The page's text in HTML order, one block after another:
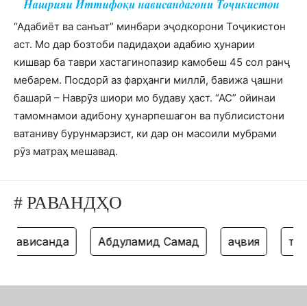
“Адабиёт ва санъат” минбари эҷодкорони Тоҷикистон
аст. Мо дар бозтоби падидаҳои адабию ҳунарии
кишвар ба таври хастагинопазир камобеш 45 сол ранҷ
мебарем. Посдорӣ аз фарҳанги миллӣ, бавижа ҷашни
башарӣ – Наврӯз шиори мо будаву ҳаст. “АС” ойинаи
тамомнамои адибону ҳунарпешагон ва публисистони
ватаниву бурунмарзист, ки дар он масоили мубрами
рӯз матраҳ мешавад.
# РАВАНДҲО
Абдулҳамид Самад ҳаҷвия танз